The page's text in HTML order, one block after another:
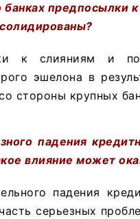
предпосылки
к слияниям и
эшелона в
стороны крупных
падения
влияние может
падения
серьезных